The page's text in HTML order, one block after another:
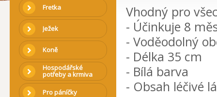
Fretka
Ježek
Koně
Hospodářské
potřeby a krmiva
Pro páníčky
Vhodný pro
- Účinkuje 8
- Voděodolný
- Délka 35 cm
- Bílá barva
- Obsah léčivé